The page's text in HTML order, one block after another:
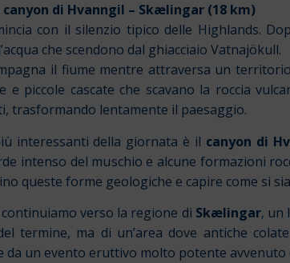
di Hvanngil – Skælingar (18 km)
con il silenzio tipico delle Highlands.
che scendono dal ghiacciaio Vatnajökull.
il fiume mentre attraversa un
e piccole cascate che scavano la roccia
trasformando lentamente il paesaggio.
interessanti della giornata è il canyon di
intenso del muschio e alcune formazioni
queste forme geologiche e capire come si
verso la regione di Skælingar, un
termine, ma di un’area dove antiche
da un evento eruttivo molto potente